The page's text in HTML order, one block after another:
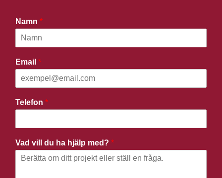
Namn *
Email *
Telefon *
Vad vill du ha hjälp med? *